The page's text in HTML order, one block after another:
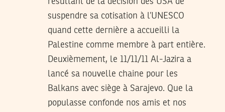
suspendre sa cotisation à l’UNESCO
quand cette dernière a accueilli la
Palestine comme membre à part entière.
Deuxièmement, le 11/11/11 Al-Jazira a
lancé sa nouvelle chaine pour les
Balkans avec siège à Sarajevo. Que la
populasse confonde nos amis et nos